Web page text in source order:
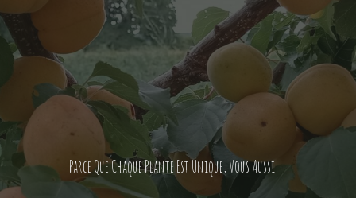
Parce Que Chaque Plante Est Unique, Vous Aussi